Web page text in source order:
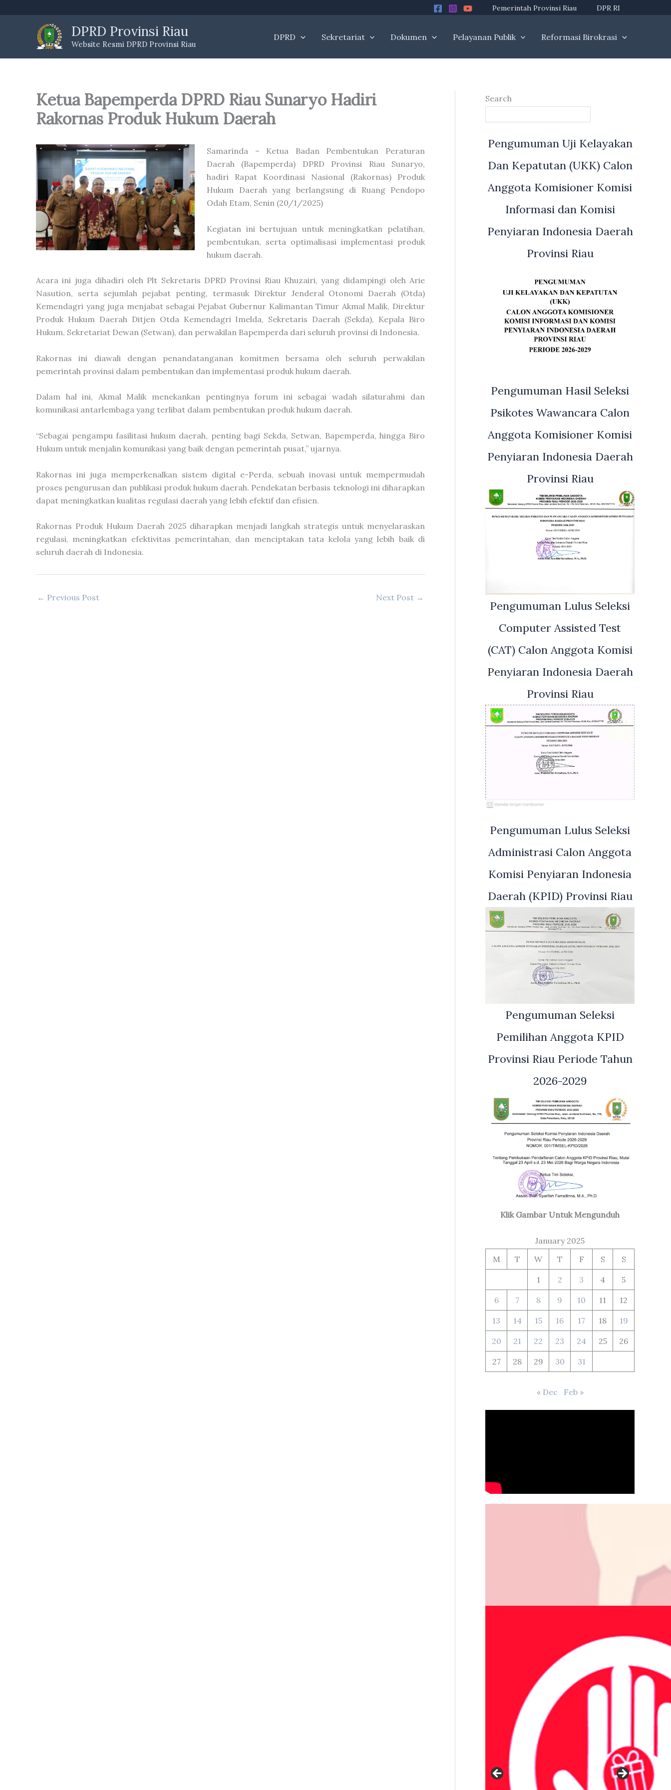
Pemerintah Provinsi Riau DPR RI
DPRD Provinsi Riau
Website Resmi DPRD Provinsi Riau
DPRD Sekretariat Dokumen Pelayanan Publik Reformasi Birokrasi
Ketua Bapemperda DPRD Riau Sunaryo Hadiri
Rakornas Produk Hukum Daerah
Samarinda – Ketua Badan Pembentukan Peraturan
Daerah (Bapemperda) DPRD Provinsi Riau Sunaryo,
hadiri Rapat Koordinasi Nasional (Rakornas) Produk
Hukum Daerah yang berlangsung di Ruang Pendopo
Odah Etam, Senin (20/1/2025)
Kegiatan ini bertujuan untuk meningkatkan pelatihan,
pembentukan, serta optimalisasi implementasi produk
hukum daerah.
Acara ini juga dihadiri oleh Plt Sekretaris DPRD Provinsi Riau Khuzairi, yang didampingi oleh Arie
Nasution, serta sejumlah pejabat penting, termasuk Direktur Jenderal Otonomi Daerah (Otda)
Kemendagri yang juga menjabat sebagai Pejabat Gubernur Kalimantan Timur Akmal Malik, Direktur
Produk Hukum Daerah Ditjen Otda Kemendagri Imelda, Sekretaris Daerah (Sekda), Kepala Biro
Hukum, Sekretariat Dewan (Setwan), dan perwakilan Bapemperda dari seluruh provinsi di Indonesia.
Rakornas ini diawali dengan penandatanganan komitmen bersama oleh seluruh perwakilan
pemerintah provinsi dalam pembentukan dan implementasi produk hukum daerah.
Dalam hal ini, Akmal Malik menekankan pentingnya forum ini sebagai wadah silaturahmi dan
komunikasi antarlembaga yang terlibat dalam pembentukan produk hukum daerah.
“Sebagai pengampu fasilitasi hukum daerah, penting bagi Sekda, Setwan, Bapemperda, hingga Biro
Hukum untuk menjalin komunikasi yang baik dengan pemerintah pusat,” ujarnya.
Rakornas ini juga memperkenalkan sistem digital e-Perda, sebuah inovasi untuk mempermudah
proses pengurusan dan publikasi produk hukum daerah. Pendekatan berbasis teknologi ini diharapkan
dapat meningkatkan kualitas regulasi daerah yang lebih efektif dan efisien.
Rakornas Produk Hukum Daerah 2025 diharapkan menjadi langkah strategis untuk menyelaraskan
regulasi, meningkatkan efektivitas pemerintahan, dan menciptakan tata kelola yang lebih baik di
seluruh daerah di Indonesia.
← Previous Post Next Post →
Search
Pengumuman Uji Kelayakan
Dan Kepatutan (UKK) Calon
Anggota Komisioner Komisi
Informasi dan Komisi
Penyiaran Indonesia Daerah
Provinsi Riau
Pengumuman Hasil Seleksi
Psikotes Wawancara Calon
Anggota Komisioner Komisi
Penyiaran Indonesia Daerah
Provinsi Riau
Pengumuman Lulus Seleksi
Computer Assisted Test
(CAT) Calon Anggota Komisi
Penyiaran Indonesia Daerah
Provinsi Riau
Pengumuman Lulus Seleksi
Administrasi Calon Anggota
Komisi Penyiaran Indonesia
Daerah (KPID) Provinsi Riau
Pengumuman Seleksi
Pemilihan Anggota KPID
Provinsi Riau Periode Tahun
2026-2029
Klik Gambar Untuk Mengunduh
January 2025
M
T W T F S S
1 2 3 4 5
6 7 8 9 10 11 12
13 14 15 16 17 18 19
20 21 22 23 24 25 26
27 28 29 30 31
« Dec Feb »